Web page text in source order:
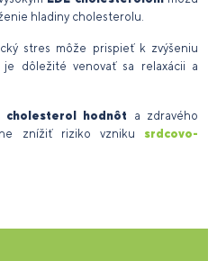
hladiny cholesterolu.
stres môže prispieť k zvýšeniu
dôležité venovať sa relaxácii a
cholesterol hodnôt a zdravého
znížiť riziko vzniku srdcovo-